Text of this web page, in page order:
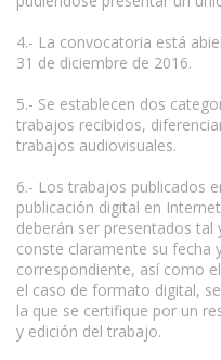
4.- La convocatoria está
31 de diciembre de 2016.
5.- Se establecen dos
trabajos recibidos,
trabajos audiovisuales.
6.- Los trabajos publicados
publicación digital en
deberán ser presentados
conste claramente su fecha
correspondiente, así como
el caso de formato digital,
la que se certifique por un
y edición del trabajo.